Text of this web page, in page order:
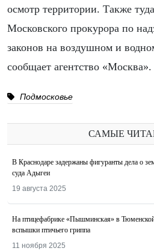
осмотр территории. Также
Московского прокурора по
законов на воздушном и
сообщает агентство «Москва».
Подмосковье
САМЫЕ
В Краснодаре задержаны фигуранты дела о
суда Адыгеи
19 августа 2025
На птицефабрике «Пышминская» в Тюменской
вспышки птичьего гриппа
11 ноября 2025